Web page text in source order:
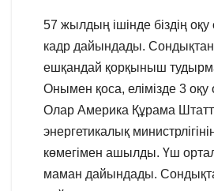
57 жылдың ішінде біздің
кадр дайындады.
ешқандай қорқыныш
Онымен қоса, елімізде 3
Олар Америка Құрама
энергетикалық
көмегімен ашылды. Үш
маман дайындады.